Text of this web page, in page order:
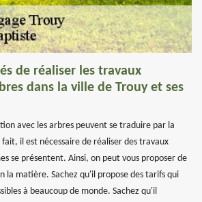
de réaliser les travaux
dans la ville de Trouy et ses
avec les arbres peuvent se traduire par la
fait, il est nécessaire de réaliser des travaux
se présentent. Ainsi, on peut vous proposer de
la matière. Sachez qu'il propose des tarifs qui
à beaucoup de monde. Sachez qu'il